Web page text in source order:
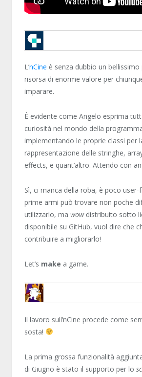
FAHIEN
L’nCine è senza dubbio un
risorsa di enorme valore per
imparare.
È evidente come Angelo esprima
curiosità nel mondo della
implementando le proprie classi per
rappresentazione delle stringhe,
effects, e quant’altro. Attendo con
Sì, ci manca della roba, è poco user-
prime armi può trovare non poche
utilizzarlo, ma wowdistribuito sotto
disponibile su GitHub, vuol dire che
contribuire a migliorarlo!
Let’s make a game.
ENCELO
Il lavoro sull’nCine procede come
sosta!
La prima grossa funzionalità
di Giugno è stato il supporto per lo